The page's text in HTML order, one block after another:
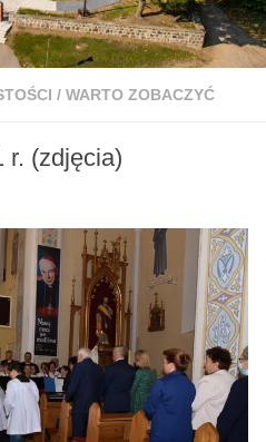
/ WARTO ZOBACZYĆ
r. (zdjęcia)